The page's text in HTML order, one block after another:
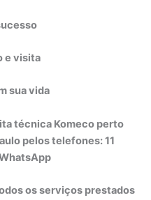
e visita
sua vida
técnica Komeco perto
pelos telefones: 11
os serviços prestados